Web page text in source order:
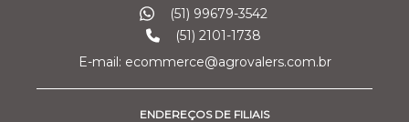
(51) 99679-3542
(51) 2101-1738
E-mail: ecommerce@agrovalers.com.br
ENDEREÇOS DE FILIAIS